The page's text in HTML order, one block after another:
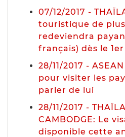
07/12/2017 -
touristique de
redeviendra
français) dès le 1er
28/11/2017 -
pour visiter les
parler de lui
28/11/2017 -
CAMBODGE: Le
disponible cette